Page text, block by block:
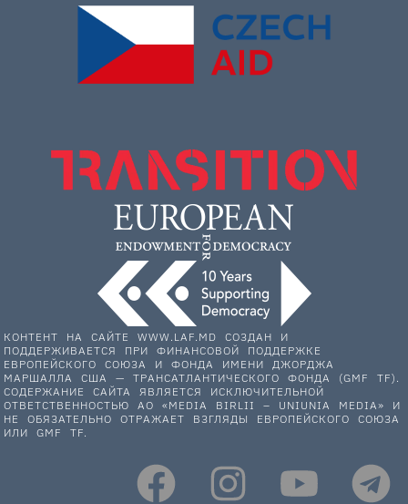
КОНТЕНТ НА САЙТЕ WWW.LAF.MD СОЗДАН И
ПОДДЕРЖИВАЕТСЯ ПРИ ФИНАНСОВОЙ ПОДДЕРЖКЕ
ЕВРОПЕЙСКОГО СОЮЗА И ФОНДА ИМЕНИ ДЖОРДЖА
МАРШАЛЛА США — ТРАНСАТЛАНТИЧЕСКОГО ФОНДА (GMF TF).
СОДЕРЖАНИЕ САЙТА ЯВЛЯЕТСЯ ИСКЛЮЧИТЕЛЬНОЙ
ОТВЕТСТВЕННОСТЬЮ АО «MEDIA BIRLII – UNIUNIA MEDIA» И
НЕ ОБЯЗАТЕЛЬНО ОТРАЖАЕТ ВЗГЛЯДЫ ЕВРОПЕЙСКОГО СОЮЗА
ИЛИ GMF TF.